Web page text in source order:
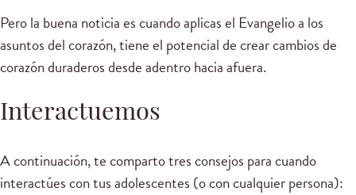
Pero la buena noticia es cuando aplicas el Evangelio a los
asuntos del corazón, tiene el potencial de crear cambios de
corazón duraderos desde adentro hacia afuera.
Interactuemos
A continuación, te comparto tres consejos para cuando
interactúes con tus adolescentes (o con cualquier persona):